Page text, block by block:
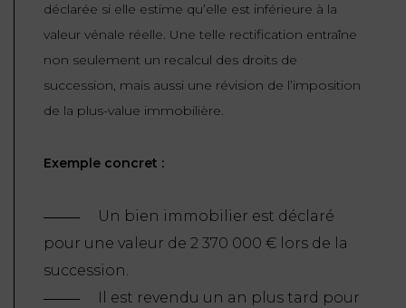
PRÉJUDICE
CORPOREL
DROIT
DU
FONCTION
CORPOREL
DROIT
déclarée si elle estime qu’elle est inférieure à la
valeur vénale réelle. Une telle rectification entraîne
non seulement un recalcul des droits de
succession, mais aussi une révision de l’imposition
de la plus-value immobilière.
Exemple concret :
Un bien immobilier est déclaré
pour une valeur de 2 370 000 € lors de la
succession.
Il est revendu un an plus tard pour